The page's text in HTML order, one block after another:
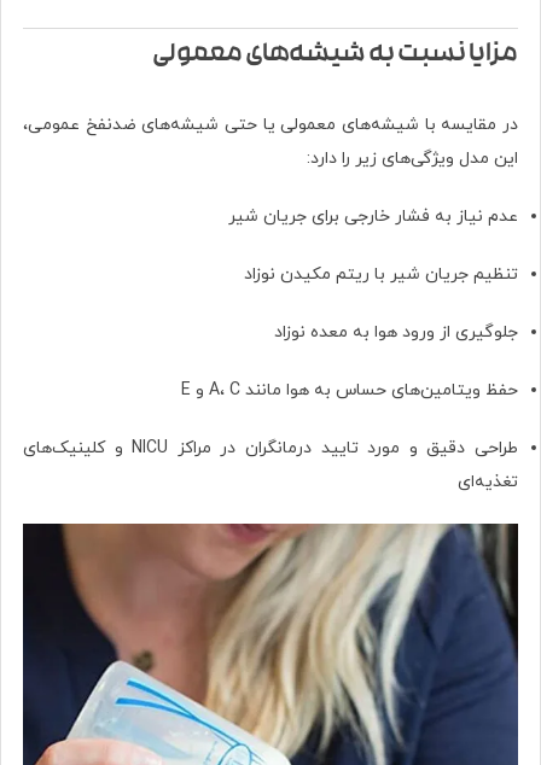
مزایا نسبت به شیشه‌های معمولی
در مقایسه با شیشه‌های معمولی یا حتی شیشه‌های ضدنفخ عمومی،
این مدل ویژگی‌های زیر را دارد:
عدم نیاز به فشار خارجی برای جریان شیر
تنظیم جریان شیر با ریتم مکیدن نوزاد
جلوگیری از ورود هوا به معده نوزاد
حفظ ویتامین‌های حساس به هوا مانند A، C و E
طراحی دقیق و مورد تایید درمانگران در مراکز NICU و کلینیک‌های
تغذیه‌ای